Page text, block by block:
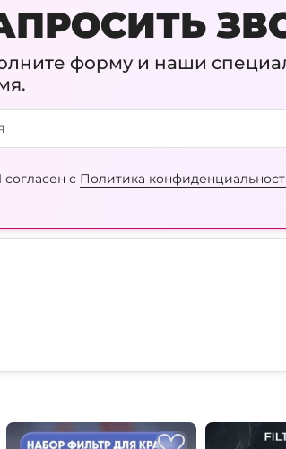
форму и наши
согласен с Политика